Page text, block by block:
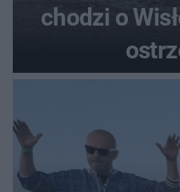
chodzi o